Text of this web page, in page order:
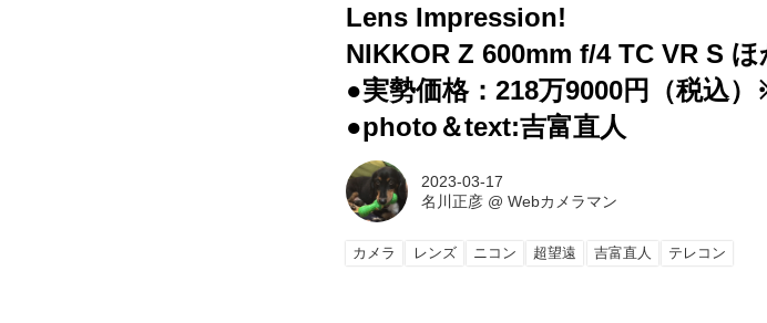
Lens Impression!
NIKKOR Z 600mm f/4 TC VR S ほ
●実勢価格：218万9000円（税込
●photo＆text:吉富直人
2023-03-17
名川正彦 @Webカメラマン
カメラ レンズ ニコン 超望遠 吉富直人 テレコン